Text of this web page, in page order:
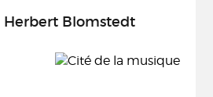
Herbert Blomstedt